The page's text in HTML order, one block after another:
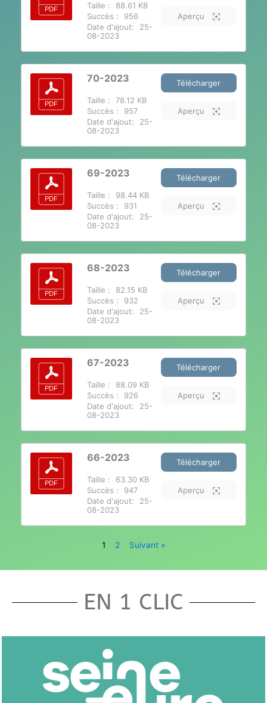
Taille :
88.61 KB
Succès :
956
Date d'ajout:
25-
08-2023
Aperçu
70-2023
Taille :
78.12 KB
Succès :
957
Date d'ajout:
25-
08-2023
Télécharger
Aperçu
69-2023
Taille :
98.44 KB
Succès :
931
Date d'ajout:
25-
08-2023
Télécharger
Aperçu
68-2023
Taille :
82.15 KB
Succès :
932
Date d'ajout:
25-
08-2023
Télécharger
Aperçu
67-2023
Taille :
88.09 KB
Succès :
926
Date d'ajout:
25-
08-2023
Télécharger
Aperçu
66-2023
Taille :
63.30 KB
Succès :
947
Date d'ajout:
25-
08-2023
Télécharger
Aperçu
1 2 Suivant »
EN 1 CLIC